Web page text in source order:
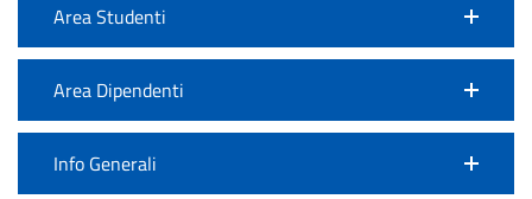
Area Studenti
Area Dipendenti
Info Generali